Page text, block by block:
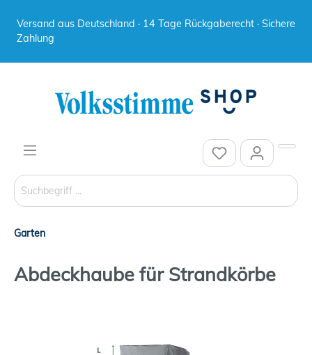
Versand aus Deutschland · 14 Tage Rückgaberecht · Sichere
Zahlung
Garten
Abdeckhaube für Strandkörbe